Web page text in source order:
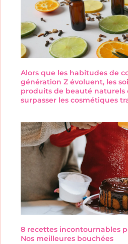
Alors que les habitudes de
génération Z évoluent, les
produits de beauté
surpasser les cosmétiques
8 recettes incontournables
Nos meilleures bouchées